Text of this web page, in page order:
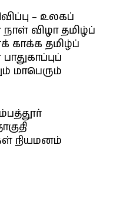
– உலகப்
நாள் விழா தமிழ்ப்
காக்க தமிழ்ப்
மாபெரும்
நியமனம்